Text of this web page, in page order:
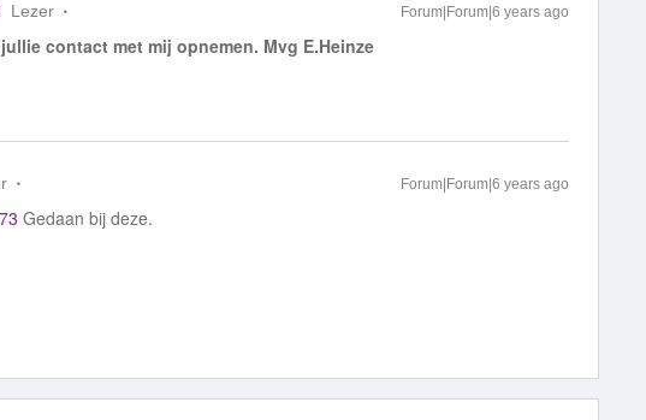
Lezer Forum|Forum|6 years ago
contact met mij opnemen. Mvg E.Heinze
Forum|Forum|6 years ago
Gedaan bij deze.